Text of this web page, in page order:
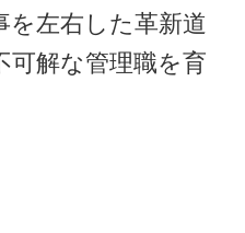
左右した革新道
可解な管理職を育